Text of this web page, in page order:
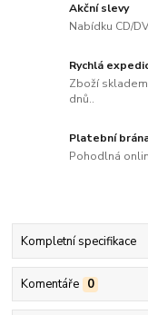
Akční slevy
Nabídku CD/
Rychlá
Zboží
dnů..
Platební
Pohodlná
Kompletní specifikace
Komentáře 0